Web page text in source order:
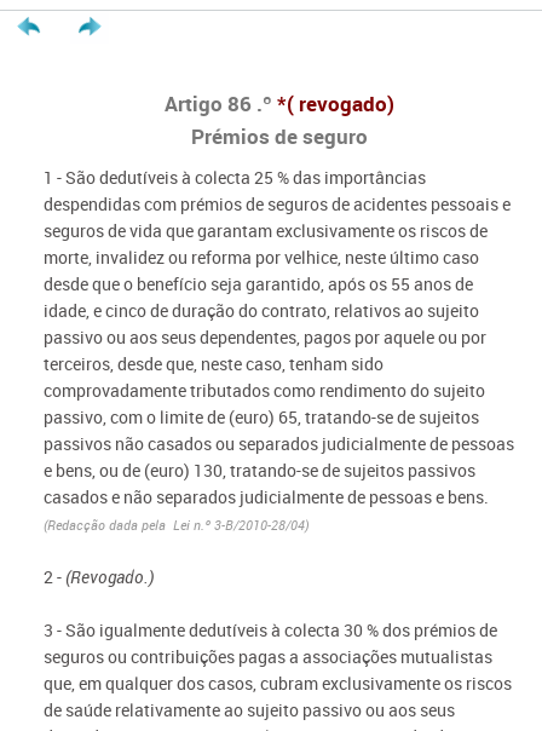
Artigo 86 .º *( revogado)
Prémios de seguro
1 - São dedutíveis à colecta 25 % das importâncias
despendidas com prémios de seguros de acidentes pessoais e
seguros de vida que garantam exclusivamente os riscos de
morte, invalidez ou reforma por velhice, neste último caso
desde que o benefício seja garantido, após os 55 anos de
idade, e cinco de duração do contrato, relativos ao sujeito
passivo ou aos seus dependentes, pagos por aquele ou por
terceiros, desde que, neste caso, tenham sido
comprovadamente tributados como rendimento do sujeito
passivo, com o limite de (euro) 65, tratando-se de sujeitos
passivos não casados ou separados judicialmente de pessoas
e bens, ou de (euro) 130, tratando-se de sujeitos passivos
casados e não separados judicialmente de pessoas e bens.
(Redacção dada pela Lei n.º 3-B/2010-28/04)
2 - (Revogado.)
3 - São igualmente dedutíveis à colecta 30 % dos prémios de
seguros ou contribuições pagas a associações mutualistas
que, em qualquer dos casos, cubram exclusivamente os riscos
de saúde relativamente ao sujeito passivo ou aos seus